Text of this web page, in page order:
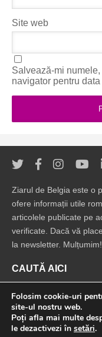
Site web
Salvează-mi
navigator pentru
Ziarul de Belgia este o
ofere informații utile
articolele publicate pe
verificate. Dacă vă
la newsletter. Mulțumim!
CAUTĂ AICI
Folosim cookie-uri
site-ul nostru web.
Poți afla mai multe
le dezactivezi în setări.